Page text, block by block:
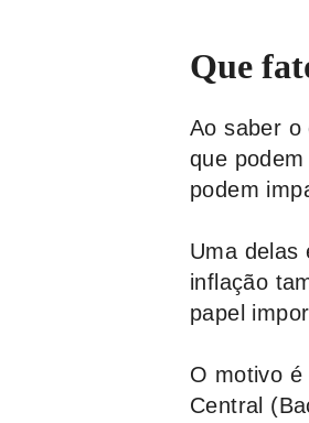
Que
Ao saber o
que
podem
Uma delas
inflação
papel
O motivo
Central